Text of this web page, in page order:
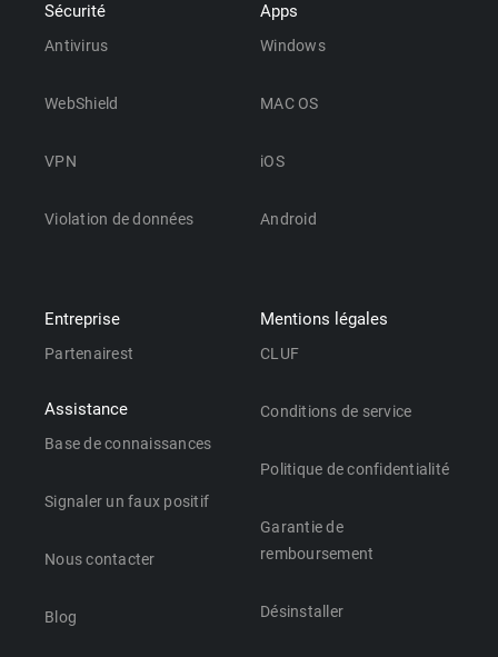
Sécurité
Antivirus
WebShield
VPN
Violation de données
Apps
Windows
MAC OS
iOS
Android
Entreprise
Partenairest
Assistance
Base de connaissances
Signaler un faux positif
Nous contacter
Blog
Mentions légales
CLUF
Conditions de service
Politique de confidentialité
Garantie de
remboursement
Désinstaller